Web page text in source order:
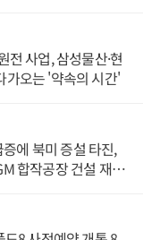
전 사업, 삼성물산·현
가오는 '약속의 시간'
에 북미 증설 타진,
합작공장 건설 재추